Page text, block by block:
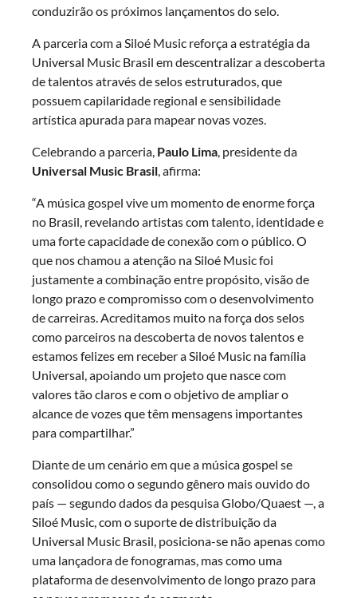
conduzirão os próximos lançamentos do selo.
A parceria com a Siloé Music reforça a estratégia da
Universal Music Brasil em descentralizar a descoberta
de talentos através de selos estruturados, que
possuem capilaridade regional e sensibilidade
artística apurada para mapear novas vozes.
Celebrando a parceria, Paulo Lima, presidente da
Universal Music Brasil, afirma:
“A música gospel vive um momento de enorme força
no Brasil, revelando artistas com talento, identidade e
uma forte capacidade de conexão com o público. O
que nos chamou a atenção na Siloé Music foi
justamente a combinação entre propósito, visão de
longo prazo e compromisso com o desenvolvimento
de carreiras. Acreditamos muito na força dos selos
como parceiros na descoberta de novos talentos e
estamos felizes em receber a Siloé Music na família
Universal, apoiando um projeto que nasce com
valores tão claros e com o objetivo de ampliar o
alcance de vozes que têm mensagens importantes
para compartilhar.”
Diante de um cenário em que a música gospel se
consolidou como o segundo gênero mais ouvido do
país — segundo dados da pesquisa Globo/Quaest —, a
Siloé Music, com o suporte de distribuição da
Universal Music Brasil, posiciona-se não apenas como
uma lançadora de fonogramas, mas como uma
plataforma de desenvolvimento de longo prazo para